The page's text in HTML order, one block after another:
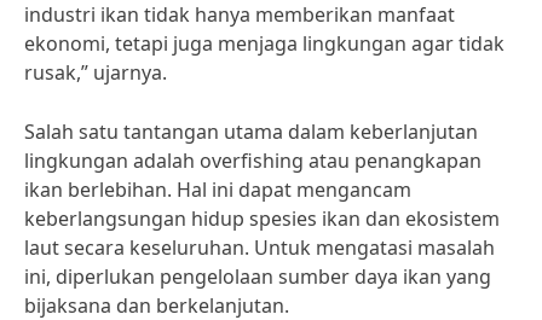
industri ikan tidak hanya memberikan manfaat
ekonomi, tetapi juga menjaga lingkungan agar tidak
rusak,” ujarnya.
Salah satu tantangan utama dalam keberlanjutan
lingkungan adalah overfishing atau penangkapan
ikan berlebihan. Hal ini dapat mengancam
keberlangsungan hidup spesies ikan dan ekosistem
laut secara keseluruhan. Untuk mengatasi masalah
ini, diperlukan pengelolaan sumber daya ikan yang
bijaksana dan berkelanjutan.